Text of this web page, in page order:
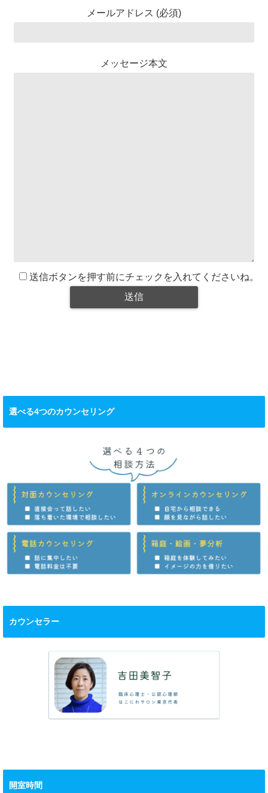
メールアドレス (必須)
メッセージ本文
送信ボタンを押す前にチェックを入れてくださいね。
選べる4つのカウンセリング
カウンセラー
開室時間